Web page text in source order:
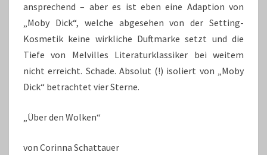
ansprechend – aber es ist eben eine Adaption von
„Moby Dick“, welche abgesehen von der Setting-
Kosmetik keine wirkliche Duftmarke setzt und die
Tiefe von Melvilles Literaturklassiker bei weitem
nicht erreicht. Schade. Absolut (!) isoliert von „Moby
Dick“ betrachtet vier Sterne.
„Über den Wolken“
von Corinna Schattauer